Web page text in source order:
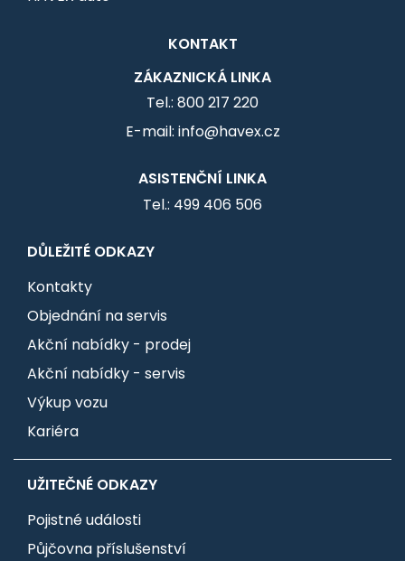
KONTAKT
ZÁKAZNICKÁ LINKA
Tel.: 800 217 220
E-mail: info@havex.cz
ASISTENČNÍ LINKA
Tel.: 499 406 506
DŮLEŽITÉ ODKAZY
Kontakty
Objednání na servis
Akční nabídky - prodej
Akční nabídky - servis
Výkup vozu
Kariéra
UŽITEČNÉ ODKAZY
Pojistné události
Půjčovna příslušenství